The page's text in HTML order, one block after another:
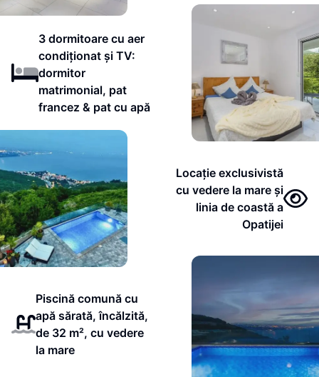
3 dormitoare cu aer
condiționat și TV:
dormitor
matrimonial, pat
francez & pat cu apă
Locație exclusivistă
cu vedere la mare și
linia de coastă a
Opatijei
Piscină comună cu
apă sărată, încălzită,
de 32 m², cu vedere
la mare